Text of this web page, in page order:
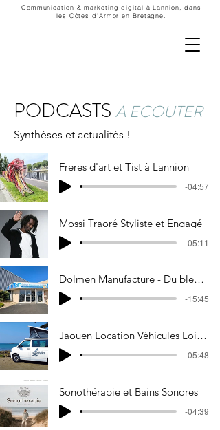
Communication & marketing digital à Lannion, dans
les Côtes d'Armor en Bretagne.
PODCASTS A ECOUTER
Synthèses et actualités !
Freres d'art et Tist à Lannion
-04:57
Mossi Traoré Styliste et Engagé
-05:11
Dolmen Manufacture - Du bleu de travail breton aux podiums
-15:45
Jaouen Location Véhicules Loisirs
-05:48
Sonothérapie et Bains Sonores
-04:39